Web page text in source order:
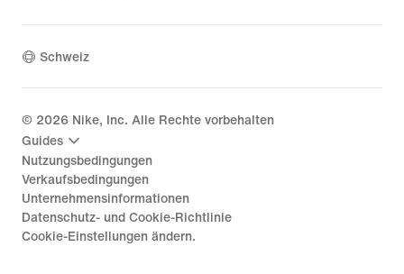
Schweiz
© 2026 Nike, Inc. Alle Rechte vorbehalten
Guides
Nutzungsbedingungen
Verkaufsbedingungen
Unternehmensinformationen
Datenschutz- und Cookie-Richtlinie
Cookie-Einstellungen ändern.